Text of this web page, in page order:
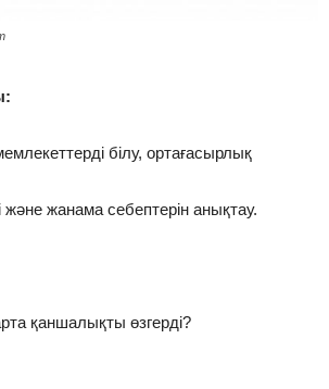
білу, ортағасырлық
және жанама себептерін анықтау.
қаншалықты өзгерді?